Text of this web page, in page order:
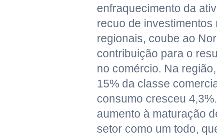
enfraquecimento da
recuo de investimentos
regionais, coube ao
contribuição para o
no comércio. Na
15% da classe
consumo cresceu
aumento à maturação
setor como um todo,